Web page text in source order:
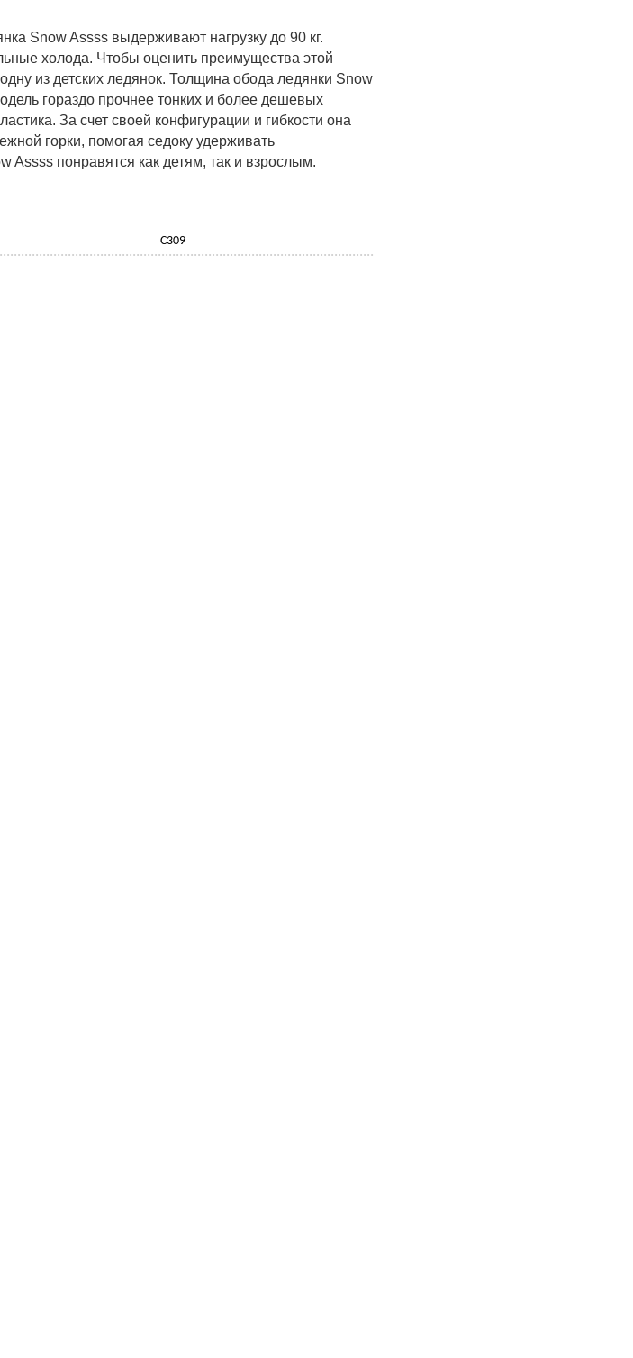
Snow Assss выдерживают нагрузку до 90 кг.
холода. Чтобы оценить преимущества этой
из детских ледянок. Толщина обода ледянки Snow
гораздо прочнее тонких и более дешевых
За счет своей конфигурации и гибкости она
горки, помогая седоку удерживать
Assss понравятся как детям, так и взрослым.
С309